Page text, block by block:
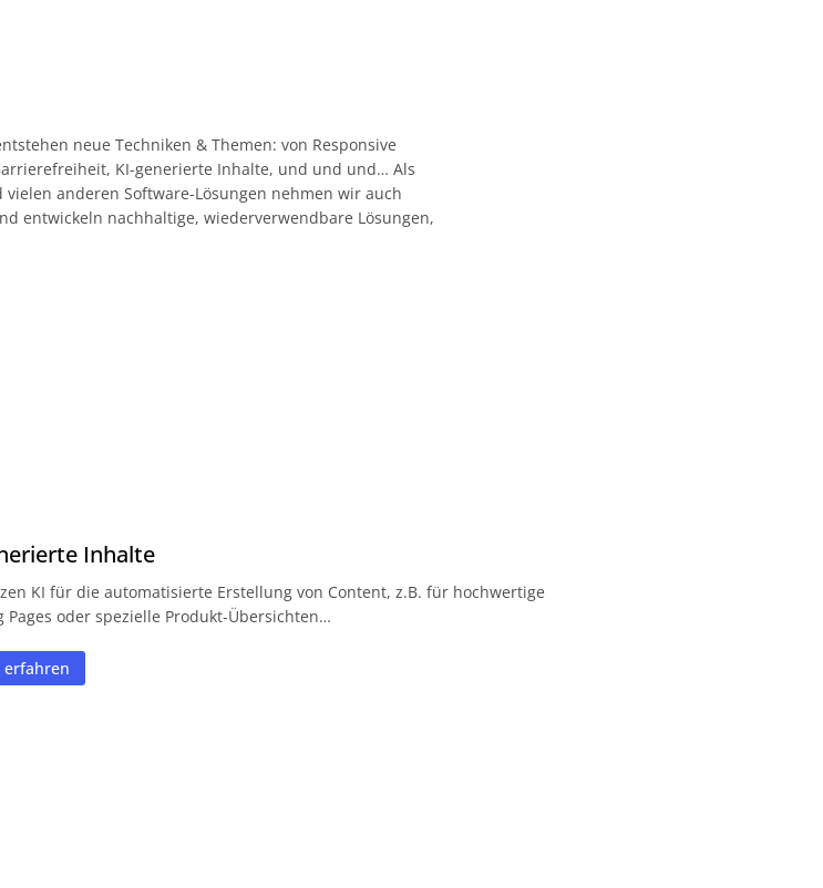
neue Techniken & Themen: von Responsive
KI-generierte Inhalte, und und und… Als
anderen Software-Lösungen nehmen wir auch
entwickeln nachhaltige, wiederverwendbare Lösungen,
Inhalte
KI für die automatisierte Erstellung von Content, z.B. für hochwertige
Pages oder spezielle Produkt-Übersichten…
erfahren